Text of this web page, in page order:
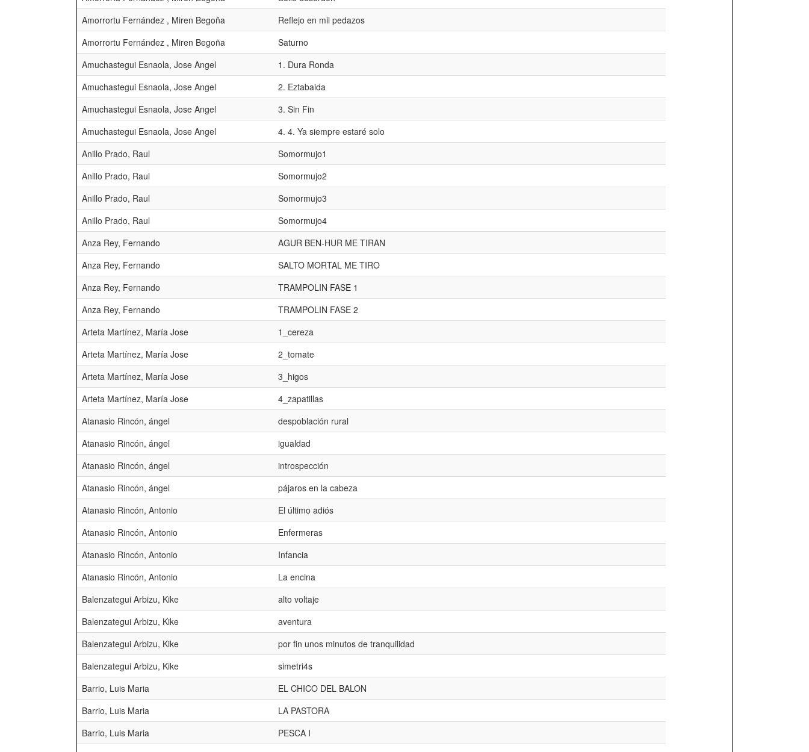
Amorrortu Fernández , Miren Begoña
Reflejo en mil pedazos
Amorrortu Fernández , Miren Begoña
Saturno
Amuchastegui Esnaola, Jose Angel
1. Dura Ronda
Amuchastegui Esnaola, Jose Angel
2. Eztabaida
Amuchastegui Esnaola, Jose Angel
3. Sin Fin
Amuchastegui Esnaola, Jose Angel
4. 4. Ya siempre estaré solo
Anillo Prado, Raul
Somormujo1
Anillo Prado, Raul
Somormujo2
Anillo Prado, Raul
Somormujo3
Anillo Prado, Raul
Somormujo4
Anza Rey, Fernando
AGUR BEN-HUR ME TIRAN
Anza Rey, Fernando
SALTO MORTAL ME TIRO
Anza Rey, Fernando
TRAMPOLIN FASE 1
Anza Rey, Fernando
TRAMPOLIN FASE 2
Arteta Martínez, María Jose
1_cereza
Arteta Martínez, María Jose
2_tomate
Arteta Martínez, María Jose
3_higos
Arteta Martínez, María Jose
4_zapatillas
Atanasio Rincón, ángel
despoblación rural
Atanasio Rincón, ángel
igualdad
Atanasio Rincón, ángel
introspección
Atanasio Rincón, ángel
pájaros en la cabeza
Atanasio Rincón, Antonio
El último adiós
Atanasio Rincón, Antonio
Enfermeras
Atanasio Rincón, Antonio
Infancia
Atanasio Rincón, Antonio
La encina
Balenzategui Arbizu, Kike
alto voltaje
Balenzategui Arbizu, Kike
aventura
Balenzategui Arbizu, Kike
por fin unos minutos de tranquilidad
Balenzategui Arbizu, Kike
simetri4s
Barrio, Luis Maria
EL CHICO DEL BALON
Barrio, Luis Maria
LA PASTORA
Barrio, Luis Maria
PESCA I